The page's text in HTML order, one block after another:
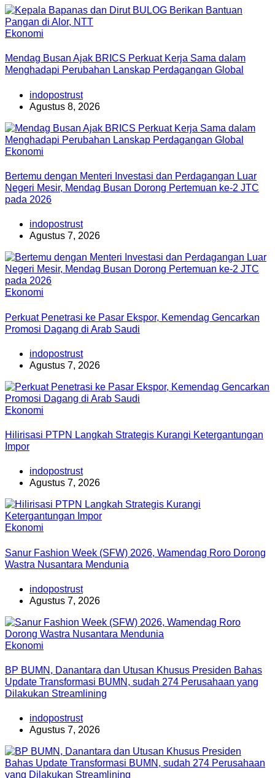
Ekonomi
Mendag Busan Ajak BRICS Perkuat Kerja Sama dalam
Menghadapi Perubahan Lanskap Perdagangan Global
indopostrust
Agustus 8, 2026
Ekonomi
Bertemu dengan Menteri Investasi dan Perdagangan Luar
Negeri Mesir, Mendag Busan Dorong Pertemuan ke-2 JTC
pada 2026
indopostrust
Agustus 7, 2026
Ekonomi
Perkuat Penetrasi ke Pasar Ekspor, Kemendag Gencarkan
Promosi Dagang di Arab Saudi
indopostrust
Agustus 7, 2026
Ekonomi
Hilirisasi PTPN Langkah Strategis Kurangi Ketergantungan
Impor
indopostrust
Agustus 7, 2026
Ekonomi
Sanur Fashion Week (SFW) 2026, Wamendag Roro Dorong
Wastra Nusantara Mendunia
indopostrust
Agustus 7, 2026
Ekonomi
BP BUMN, Danantara dan Utusan Khusus Presiden Bahas
Update Transformasi BUMN, sudah 274 Perusahaan yang
Dilakukan Streamlining
indopostrust
Agustus 7, 2026